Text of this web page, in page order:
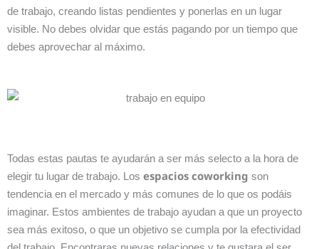
de trabajo, creando listas pendientes y ponerlas en un lugar
visible. No debes olvidar que estás pagando por un tiempo que
debes aprovechar al máximo.
Todas estas pautas te ayudarán a ser más selecto a la hora de
elegir tu lugar de trabajo. Los espacios coworking son
tendencia en el mercado y más comunes de lo que os podáis
imaginar. Estos ambientes de trabajo ayudan a que un proyecto
sea más exitoso, o que un objetivo se cumpla por la efectividad